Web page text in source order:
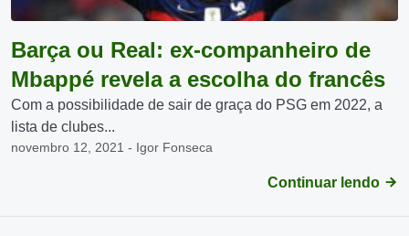
Barça ou Real: ex-companheiro de
Mbappé revela a escolha do francês
Com a possibilidade de sair de graça do PSG em 2022, a
lista de clubes...
novembro 12, 2021 - Igor Fonseca
Continuar lendo